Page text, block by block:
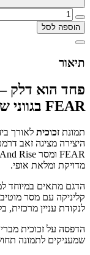
הוספה לסל
תיאור
פחד הוא דלק –
FEAR בגווני שקיעה – דגם GT5663
תמונת זכוכית
היצירה מציגה זאב
מדויקת ומלאת אופי.
הדגם מתאים במיוחד
קליניקה עם מסר
לנקודת עניין
הדפסה על זכוכית
שמעניקים לתמונה